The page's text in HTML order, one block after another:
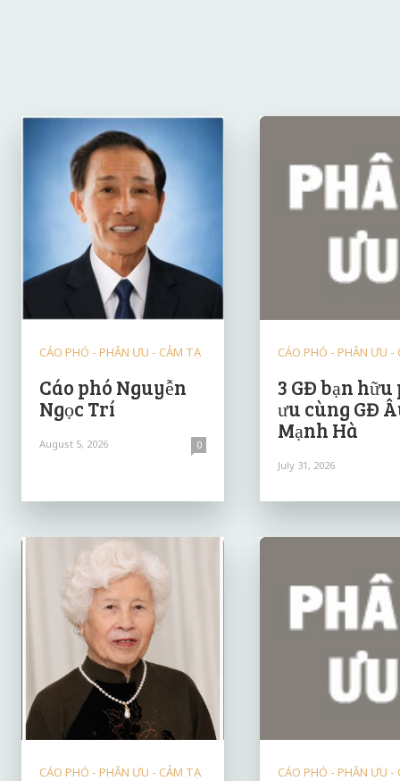
CÁO PHÓ - PHÂN ƯU - CẢM TẠ
Cáo phó Nguyễn
Ngọc Trí
August 5, 2026 0
CÁO PHÓ - PHÂN ƯU -
3 GĐ bạn
ưu cùng GĐ
Mạnh Hà
July 31, 2026
CÁO PHÓ - PHÂN ƯU - CẢM TẠ CÁO PHÓ - PHÂN ƯU -